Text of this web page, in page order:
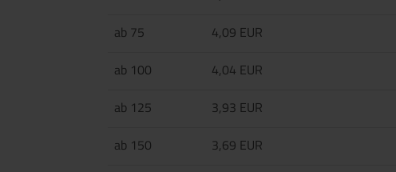
ab 75
4,09 EUR
ab 100
4,04 EUR
ab 125
3,93 EUR
ab 150
3,69 EUR